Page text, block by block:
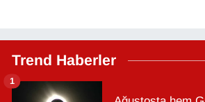
Trend Haberler
1